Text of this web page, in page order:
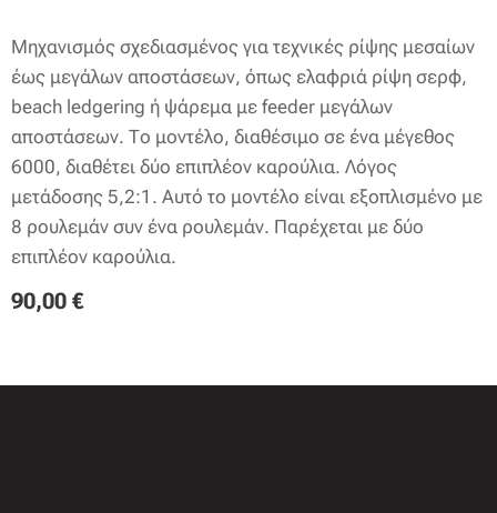
Μηχανισμός σχεδιασμένος για τεχνικές ρίψης μεσαίων
έως μεγάλων αποστάσεων, όπως ελαφριά ρίψη σερφ,
beach ledgering ή ψάρεμα με feeder μεγάλων
αποστάσεων. Το μοντέλο, διαθέσιμο σε ένα μέγεθος
6000, διαθέτει δύο επιπλέον καρούλια. Λόγος
μετάδοσης 5,2:1. Αυτό το μοντέλο είναι εξοπλισμένο με
8 ρουλεμάν συν ένα ρουλεμάν. Παρέχεται με δύο
επιπλέον καρούλια.
90,00 €